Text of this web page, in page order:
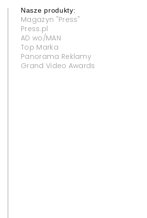
Nasze produkty:
Magazyn "Press"
Press.pl
AD wo/MAN
Top Marka
Panorama Reklamy
Grand Video Awards